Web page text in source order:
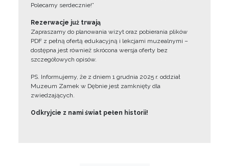
Polecamy serdecznie!”
Rezerwacje już trwają
Zapraszamy do planowania wizyt oraz pobierania plików
PDF z pełną ofertą edukacyjną i lekcjami muzealnymi –
dostępna jest również skrócona wersja oferty bez
szczegółowych opisów.
PS. Informujemy, że z dniem 1 grudnia 2025 r. oddział
Muzeum Zamek w Dębnie jest zamknięty dla
zwiedzających.
Odkryjcie z nami świat pełen historii!